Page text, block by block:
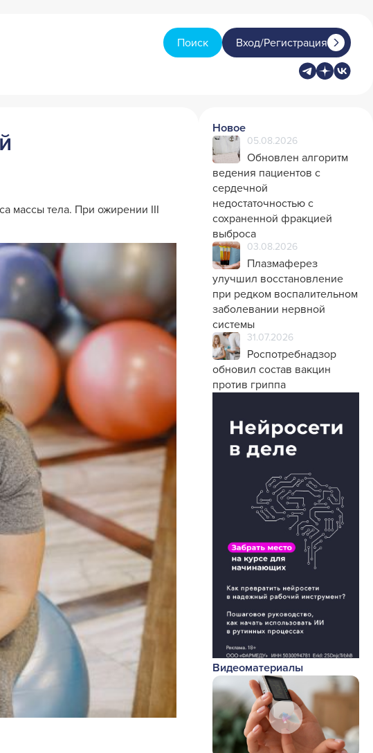
Поиск Вход/Регистрация
массы тела. При ожирении III
Новое
05.08.2026
Обновлен алгоритм
ведения пациентов с
сердечной
недостаточностью с
сохраненной фракцией
выброса
03.08.2026
Плазмаферез
улучшил восстановление
при редком воспалительном
заболевании нервной
системы
31.07.2026
Роспотребнадзор
обновил состав вакцин
против гриппа
Видеоматериалы